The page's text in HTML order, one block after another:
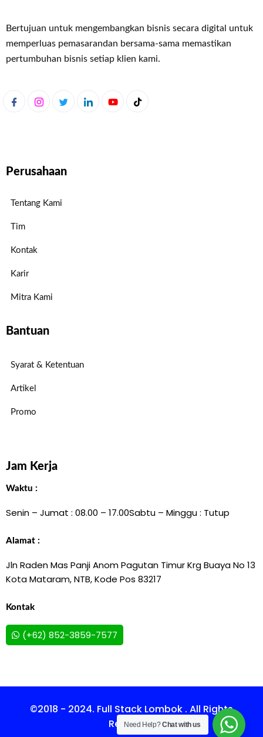
Bertujuan untuk mengembangkan bisnis secara digital untuk
memperluas pemasarandan bersama-sama memastikan
pertumbuhan bisnis setiap klien kami.
Perusahaan
Tentang Kami
Tim
Kontak
Karir
Mitra Kami
Bantuan
Syarat & Ketentuan
Artikel
Promo
Jam Kerja
Waktu :
Senin – Jumat : 08.00 – 17.00Sabtu – Minggu : Tutup
Alamat :
Jln Raden Mas Panji Anom Pagutan Timur Krg Buaya No 13
Kota Mataram, NTB, Kode Pos 83217
Kontak
(+62) 852-3859-7577
©2018 - 2024. Full Stack Lombok . All Rights
Reserved.
Need Help?Chat with us